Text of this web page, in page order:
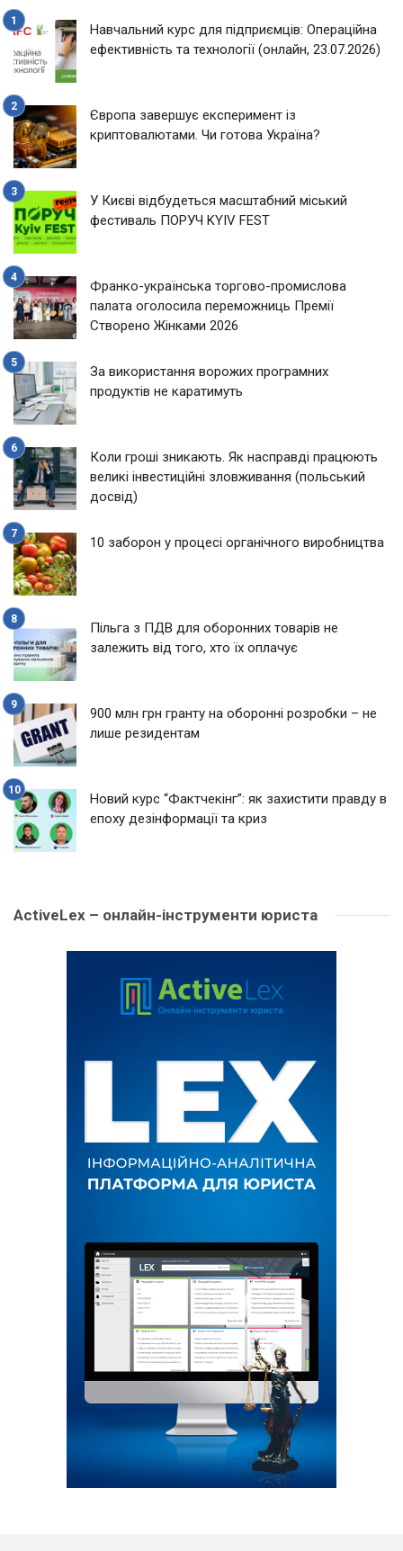
Навчальний курс для підприємців: Операційна
ефективність та технології (онлайн, 23.07.2026)
Європа завершує експеримент із
криптовалютами. Чи готова Україна?
У Києві відбудеться масштабний міський
фестиваль ПОРУЧ KYIV FEST
Франко-українська торгово-промислова
палата оголосила переможниць Премії
Створено Жінками 2026
За використання ворожих програмних
продуктів не каратимуть
Коли гроші зникають. Як насправді працюють
великі інвестиційні зловживання (польський
досвід)
10 заборон у процесі органічного виробництва
Пільга з ПДВ для оборонних товарів не
залежить від того, хто їх оплачує
900 млн грн гранту на оборонні розробки – не
лише резидентам
Новий курс “Фактчекінг”: як захистити правду в
епоху дезінформації та криз
ActiveLex – онлайн-інструменти юриста